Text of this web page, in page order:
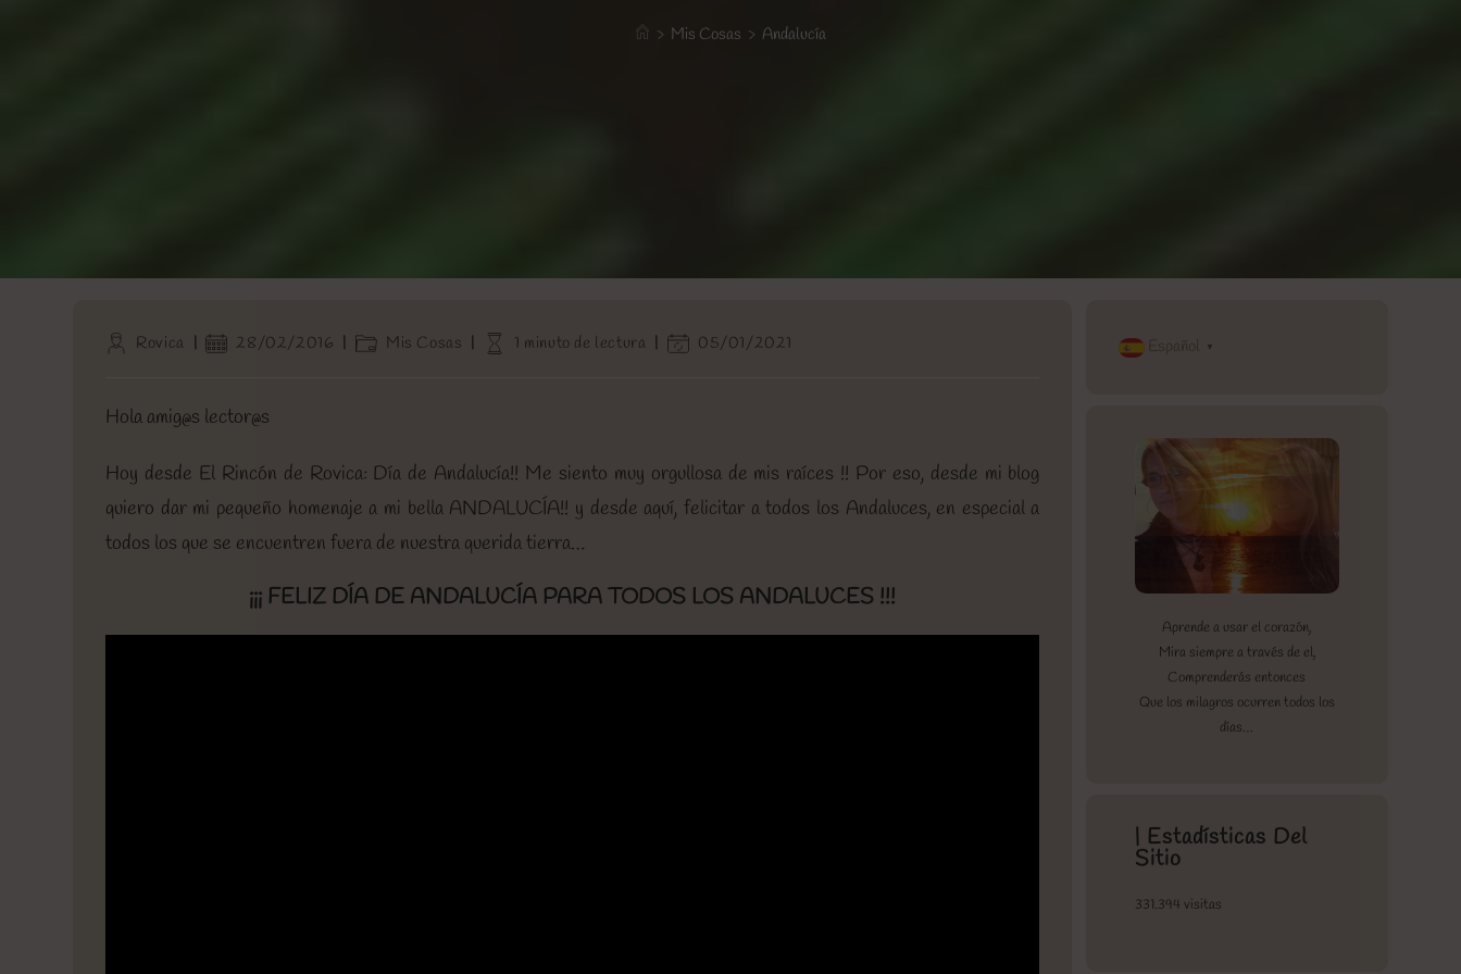
> Mis Cosas > Andalucía
Autor
entrada:
Rovica
Publicación
entrada:
28/02/2016
CategoríaMis Cosas
Tiempo1 minuto de lectura
Última05/01/2021
Hola amig@s lector@s
Hoy desde El Rincón de Rovica: Día de Andalucía!! Me siento muy orgullosa de mis raíces !! Por eso, desde mi blog
quiero dar mi pequeño homenaje a mi bella ANDALUCÍA!! y desde aquí, felicitar a todos los Andaluces, en especial a
todos los que se encuentren fuera de nuestra querida tierra…
¡¡¡ FELIZ DÍA DE ANDALUCÍA PARA TODOS LOS ANDALUCES !!!
Español ▼
Aprende a usar el corazón,
Mira siempre a través de el,
Comprenderás entonces
Que los milagros ocurren todos los
días…
| Estadísticas Del
Sitio
331.394 visitas